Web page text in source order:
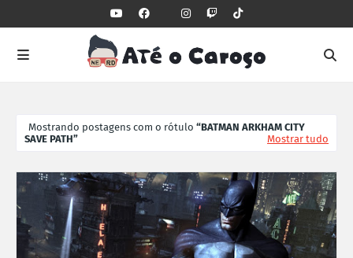
Mostrando postagens com o rótulo
BATMAN ARKHAM CITY
SAVE PATH
Mostrar tudo